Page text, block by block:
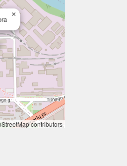
×
contributors